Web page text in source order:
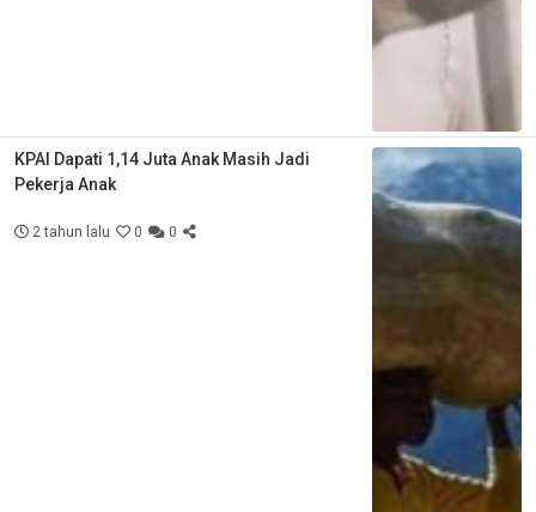
KPAI Dapati 1,14 Juta Anak Masih Jadi
Pekerja Anak
2 tahun lalu 0 0